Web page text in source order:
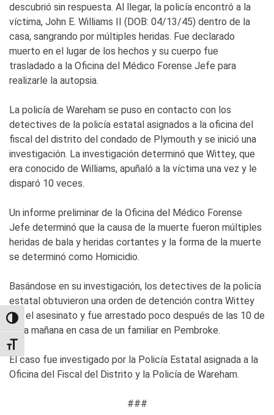
TOGGLE HIGH CONTRAST
TOGGLE FONT SIZE
descubrió sin respuesta. Al llegar, la policía encontró a la
víctima, John E. Williams II (DOB: 04/13/45) dentro de la
casa, sangrando por múltiples heridas. Fue declarado
muerto en el lugar de los hechos y su cuerpo fue
trasladado a la Oficina del Médico Forense Jefe para
realizarle la autopsia.
La policía de Wareham se puso en contacto con los
detectives de la policía estatal asignados a la oficina del
fiscal del distrito del condado de Plymouth y se inició una
investigación. La investigación determinó que Wittey, que
era conocido de Williams, apuñaló a la víctima una vez y le
disparó 10 veces.
Un informe preliminar de la Oficina del Médico Forense
Jefe determinó que la causa de la muerte fueron múltiples
heridas de bala y heridas cortantes y la forma de la muerte
se determinó como Homicidio.
Basándose en su investigación, los detectives de la policía
estatal obtuvieron una orden de detención contra Wittey
por el asesinato y fue arrestado poco después de las 10 de
esta mañana en casa de un familiar en Pembroke.
El caso fue investigado por la Policía Estatal asignada a la
Oficina del Fiscal del Distrito y la Policía de Wareham.
###